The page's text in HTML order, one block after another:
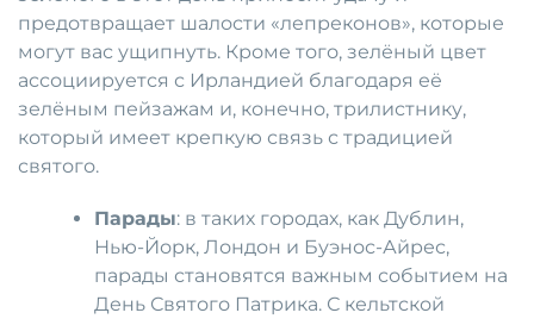
предотвращает шалости «лепреконов», которые
могут вас ущипнуть. Кроме того, зелёный цвет
ассоциируется с Ирландией благодаря её
зелёным пейзажам и, конечно, трилистнику,
который имеет крепкую связь с традицией
святого.
Парады: в таких городах, как Дублин,
Нью-Йорк, Лондон и Буэнос-Айрес,
парады становятся важным событием на
День Святого Патрика. С кельтской